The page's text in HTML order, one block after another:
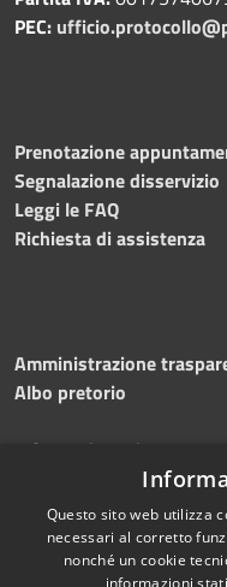
PEC:
Prenotazione
Segnalazione disservizio
Leggi le FAQ
Richiesta di assistenza
Amministrazione
Albo pretorio
Informativa privacy
Dichiarazione di
Questo sito web utilizza
necessari al corretto
nonché un cookie
informazioni